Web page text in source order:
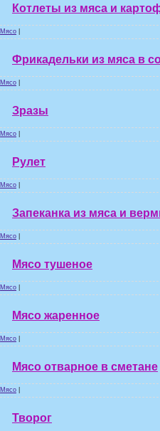
Котлеты из мяса и
Мясо
Фрикадельки из мяса в
Мясо
Зразы
Мясо
Рулет
Мясо
Запеканка из мяса и
Мясо
Мясо тушеное
Мясо
Мясо жаренное
Мясо
Мясо отварное в сметане
Мясо
Творог